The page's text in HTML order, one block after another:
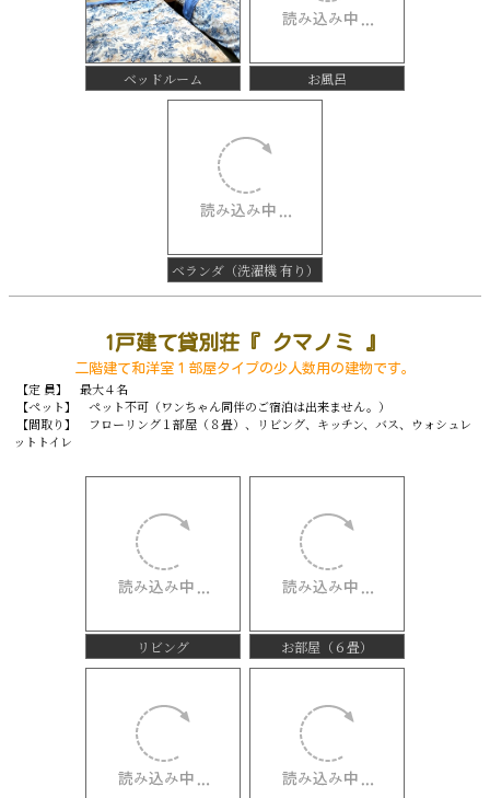
ベッドルーム お風呂
ベランダ（洗濯機 有り）
1戸建て貸別荘『 クマノミ 』
二階建て和洋室１部屋タイプの少人数用の建物です。
【定 員】 最大４名
【ペット】 ペット不可（ワンちゃん同伴のご宿泊は出来ません。）
【間取り】 フローリング１部屋（８畳）、リビング、キッチン、バス、ウォシュレ
ットトイレ
リビング お部屋（６畳）